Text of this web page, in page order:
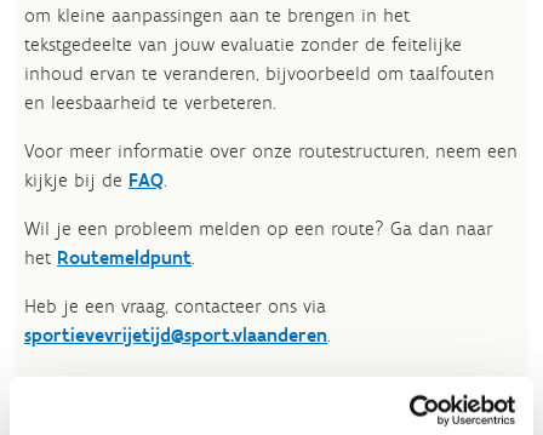
om kleine aanpassingen aan te brengen in het
tekstgedeelte van jouw evaluatie zonder de feitelijke
inhoud ervan te veranderen, bijvoorbeeld om taalfouten
en leesbaarheid te verbeteren.​
Voor meer informatie over onze routestructuren, neem een
kijkje bij de FAQ.
Wil je een probleem melden op een route? Ga dan naar
het Routemeldpunt.
Heb je een vraag, contacteer ons via
sportievevrijetijd@sport.vlaanderen.​